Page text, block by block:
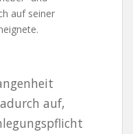
auf seiner
auf,